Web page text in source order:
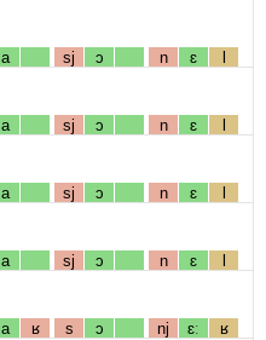
a sj ɔ n ɛ l
a sj ɔ n ɛ l
a sj ɔ n ɛ l
a sj ɔ n ɛ l
a ʁ s ɔ nj ɛː ʁ